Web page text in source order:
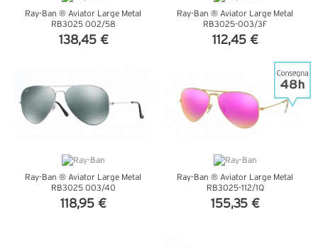
Ray-Ban ® Aviator Large Metal
RB3025 002/58
138,45 €
Ray-Ban ® Aviator Large Metal
RB3025-003/3F
112,45 €
Ray-Ban ® Aviator Large Metal
RB3025 003/40
118,95 €
Ray-Ban ® Aviator Large Metal
RB3025-112/1Q
155,35 €